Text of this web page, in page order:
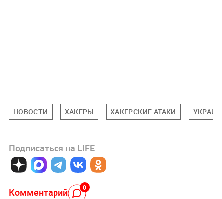
НОВОСТИ ХАКЕРЫ ХАКЕРСКИЕ АТАКИ
Подписаться на LIFE
Комментарий 0